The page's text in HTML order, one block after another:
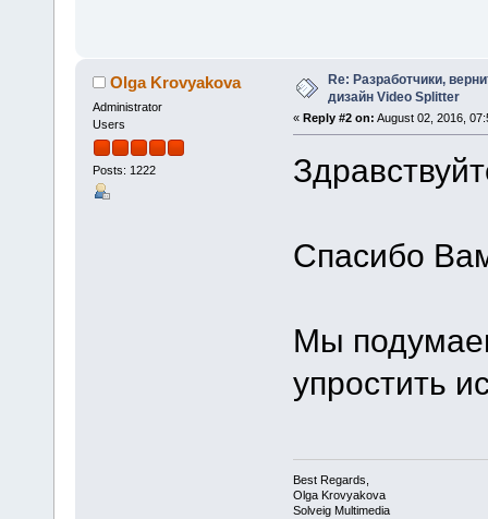
Olga Krovyakova
Administrator
Users
Posts: 1222
Re: Разработчики,
дизайн Video Splitter
« Reply #2 on: August 02, 2016,
Спасибо
Мы
упростить
Best Regards,
Olga Krovyakova
Solveig Multimedia